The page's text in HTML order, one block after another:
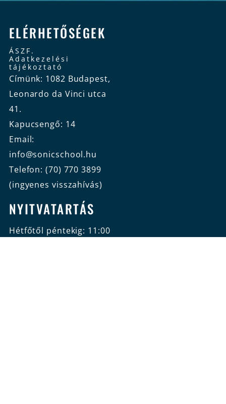
ELÉRHETŐSÉGEK
ÁSZF.
Adatkezelési
tájékoztató
Címünk: 1082 Budapest,
Leonardo da Vinci utca
41.
Kapucsengő: 14
Email:
info@sonicschool.hu
Telefon: (70) 770 3899
(ingyenes visszahívás)
NYITVATARTÁS
Hétfőtől péntekig: 11:00